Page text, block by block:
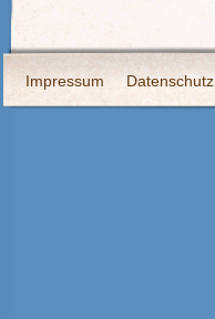
Impressum Datenschutz